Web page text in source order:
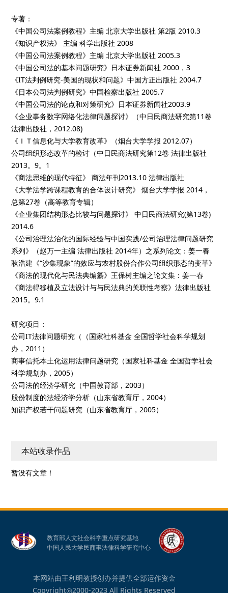
专著：
《中国公司法案例教程》主编 北京大学出版社 第2版 2010.3
《知识产权法》 主编 科学出版社 2008
《中国公司法案例教程》主编 北京大学出版社 2005.3
《中国公司法的基本问题研究》日本证券新闻社 2000，3
《IT法判例研究-美国的现状和问题》中国方正出版社 2004.7
《日本公司法判例研究》中国检察出版社 2005.7
《中国公司法的论点和对策研究》日本证券新闻社2003.9
《企业事务数字网络化法律问题探讨》（中日民商法研究第11卷
法律出版社，2012.08)
《ＩＴ信息化与大学教育改革》（烟台大学学报 2012.07）
公司组织形态改革的检讨（中日民商法研究第12卷 法律出版社
2013。9。1
《商法思维的现代特征》 商法年刊2013.10 法律出版社
《大学法学跨课程教育的合体设计研究》 烟台大学学报 2014，
总第27卷（高等教育专辑）
《企业集团结构形态比较与问题探讨》 中日民商法研究(第13卷)
2014.6
《公司治理法治化的国际经验与中国实践/公司治理法律问题研究
系列》（赵万一主编 法律出版社 2014年）之系列论文：姜一春
耿浩建《“沙集现象”的效应与农村股份合作公司组织形态的变革》
《商法的现代化与民法典编纂》王保树主编之论文集：姜一春
《商法得移植及立法设计与与民法典的关联性考察》法律出版社
2015。9.1
研究项目：
公司IT法律问题研究（（国家社科基金 全国哲学社会科学规划
办，2011）
商事信托本土化运用法律问题研究（国家社科基金 全国哲学社会
科学规划办，2005）
公司法的经济学研究（中国教育部，2003）
股份制度的法经济学分析（山东省教育厅，2004）
知识产权若干问题研究（山东省教育厅，2005）
本站收录作品
暂没有文章！
教育部人文社会科学重点研究基地
中国人民大学民商事法律科学研究中心
本网站由王利明教授创办并提供全部运作资金
Copyright◎2000-2023 All Rights Reserved